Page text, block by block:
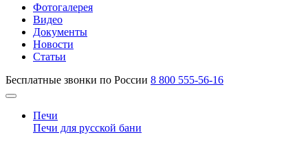
Фотогалерея
Видео
Документы
Новости
Статьи
Бесплатные звонки по России 8 800 555-56-16
Печи
Печи для русской бани